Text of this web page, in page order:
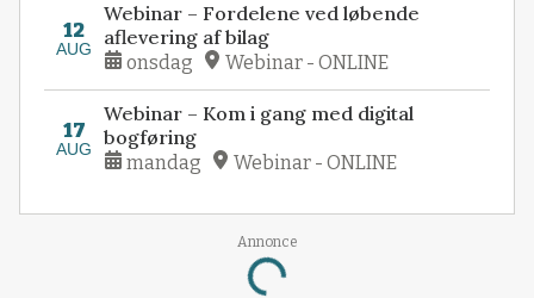
12
AUG
Webinar – Fordelene ved løbende
aflevering af bilag
onsdag Webinar - ONLINE
17
AUG
Webinar – Kom i gang med digital
bogføring
mandag Webinar - ONLINE
Annonce
Loading...